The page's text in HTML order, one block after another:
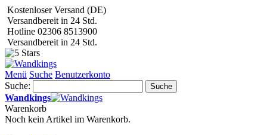
Kostenloser Versand (DE)
Versandbereit in 24 Std.
Hotline 02306 8513900
Versandbereit in 24 Std.
Menü Suche Benutzerkonto
Suche:
Suche
Wandkings
Warenkorb
Noch kein Artikel im Warenkorb.